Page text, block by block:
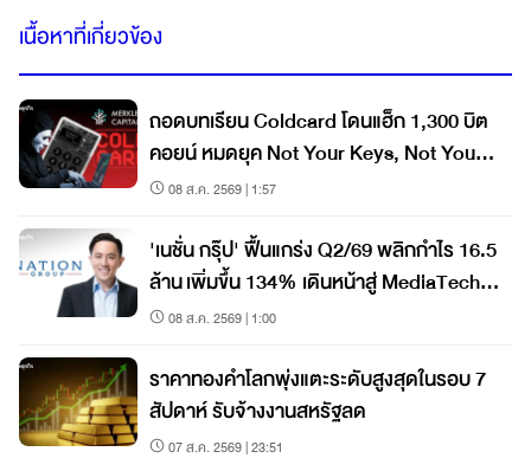
เนื้อหาที่เกี่ยวข้อง
ถอดบทเรียน Coldcard โดนแฮ็ก 1,300 บิต
คอยน์ หมดยุค Not Your Keys, Not Your
Coins?
08 ส.ค. 2569 | 1:57
'เนชั่น กรุ๊ป' ฟื้นแกร่ง Q2/69 พลิกกำไร 16.5
ล้าน เพิ่มขึ้น 134% เดินหน้าสู่ MediaTech
เต็มรูปแบบ
08 ส.ค. 2569 | 1:00
ราคาทองคำโลกพุ่งแตะระดับสูงสุดในรอบ 7
สัปดาห์ รับจ้างงานสหรัฐลด
07 ส.ค. 2569 | 23:51